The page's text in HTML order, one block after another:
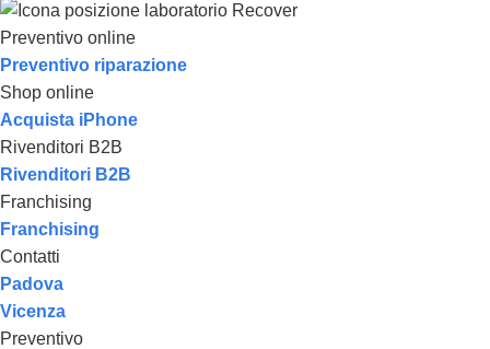
Preventivo online
Preventivo riparazione
Shop online
Acquista iPhone
Rivenditori B2B
Rivenditori B2B
Franchising
Franchising
Contatti
Padova
Vicenza
Preventivo